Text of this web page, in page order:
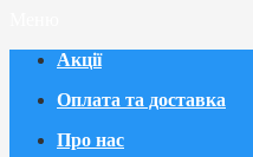
Акції
Оплата та доставка
Про нас